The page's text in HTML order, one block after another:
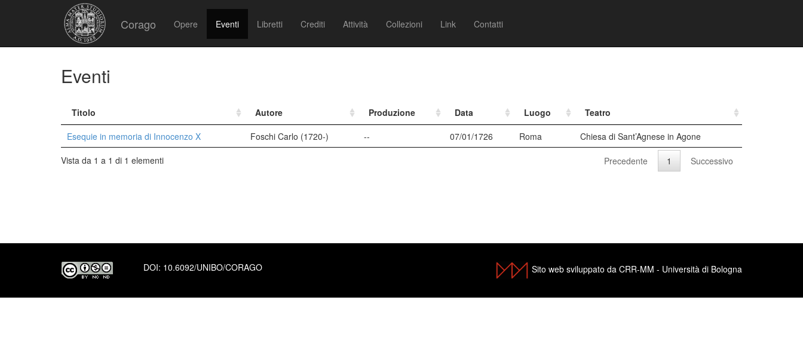
Corago Opere Eventi Libretti Crediti Attività Collezioni Link Contatti
Eventi
Titolo Autore Produzione Data Luogo
Teatro
Esequie in memoria di Innocenzo X
Foschi Carlo (1720-) -- 07/01/1726 Roma
Chiesa di Sant’Agnese in Agone
Vista da 1 a 1 di 1 elementi
Precedente 1 Successivo
DOI: 10.6092/UNIBO/CORAGO Sito web sviluppato da CRR-MM - Università di Bologna